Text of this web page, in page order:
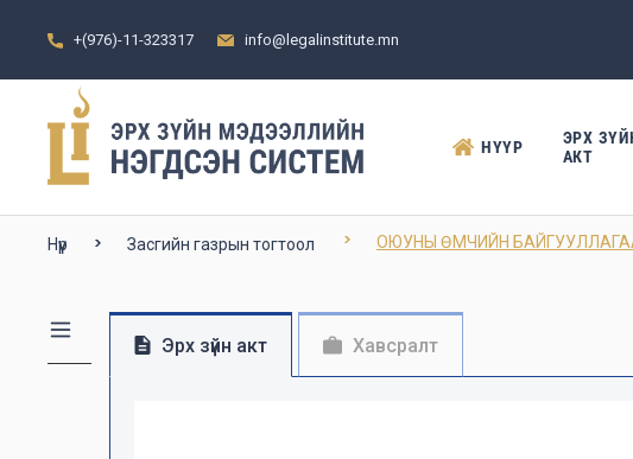
+(976)-11-323317 info@legalinstitute.mn
НҮҮР
ЭРХ
АКТ
Нүүр Засгийн газрын тогтоол ОЮУНЫ ӨМЧИЙН
Эрх зүйн акт Хавсралт